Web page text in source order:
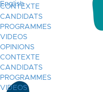
English
CONTEXTE
CANDIDATS
PROGRAMMES
VIDEOS
OPINIONS
CONTEXTE
CANDIDATS
PROGRAMMES
VIDEOS